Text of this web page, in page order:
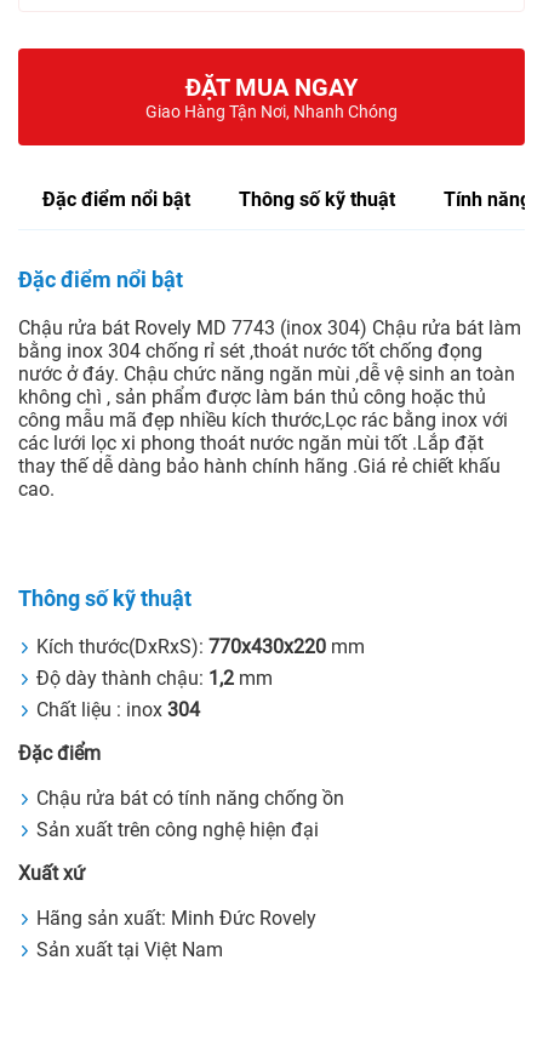
ĐẶT MUA NGAY
Giao Hàng Tận Nơi, Nhanh Chóng
Đặc điểm nổi bật Thông số kỹ thuật Tính năng
Đặc điểm nổi bật
Chậu rửa bát Rovely MD 7743 (inox 304) Chậu rửa bát làm
bằng inox 304 chống rỉ sét ,thoát nước tốt chống đọng
nước ở đáy. Chậu chức năng ngăn mùi ,dễ vệ sinh an toàn
không chì , sản phẩm được làm bán thủ công hoặc thủ
công mẫu mã đẹp nhiều kích thước,Lọc rác bằng inox với
các lưới lọc xi phong thoát nước ngăn mùi tốt .Lắp đặt
thay thế dễ dàng bảo hành chính hãng .Giá rẻ chiết khấu
cao.
Thông số kỹ thuật
Kích thước(DxRxS): 770x430x220 mm
Độ dày thành chậu: 1,2 mm
Chất liệu : inox 304
Đặc điểm
Chậu rửa bát có tính năng chống ồn
Sản xuất trên công nghệ hiện đại
Xuất xứ
Hãng sản xuất: Minh Đức Rovely
Sản xuất tại Việt Nam